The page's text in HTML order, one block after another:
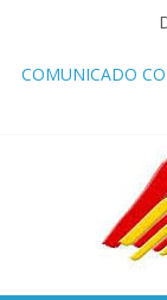
COMUNICADO
Comunicado
‘Esquadra del
Programa de
STAC/ATC
OPERATIVA DE
Programa de